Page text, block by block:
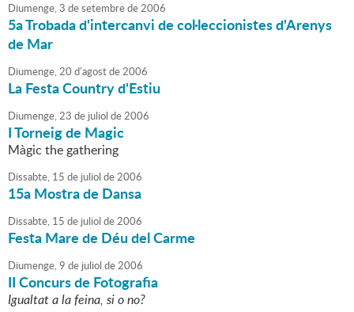
Diumenge,3 desetembrede2006
5a Trobada d'intercanvi de col·leccionistes d'Arenys
de Mar
Diumenge,20 d'agostde2006
La Festa Country d'Estiu
Diumenge,23 de juliol de2006
I Torneig de Magic
Màgic the gathering
Dissabte, 15 de juliol de2006
15a Mostra de Dansa
Dissabte, 15 de juliol de2006
Festa Mare de Déu del Carme
Diumenge,9 de juliol de2006
II Concurs de Fotografia
Igualtat a la feina, si o no?